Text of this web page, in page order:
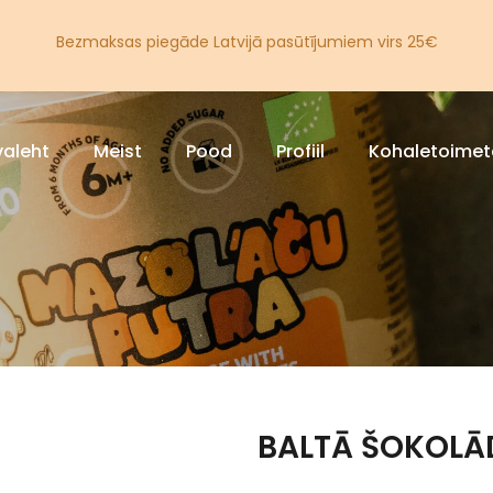
Bezmaksas piegāde Latvijā pasūtījumiem virs 25€
Meist Pood Profiil
BALTĀ